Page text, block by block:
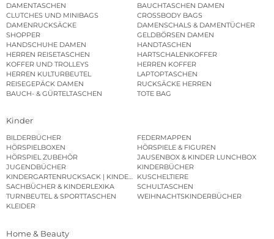
DAMENTASCHEN
BAUCHTASCHEN DAMEN
CLUTCHES UND MINIBAGS
CROSSBODY BAGS
DAMENRUCKSÄCKE
DAMENSCHALS & DAMENTÜCHER
SHOPPER
GELDBÖRSEN DAMEN
HANDSCHUHE DAMEN
HANDTASCHEN
HERREN REISETASCHEN
HARTSCHALENKOFFER
KOFFER UND TROLLEYS
HERREN KOFFER
HERREN KULTURBEUTEL
LAPTOPTASCHEN
REISEGEPÄCK DAMEN
RUCKSÄCKE HERREN
BAUCH- & GÜRTELTASCHEN
TOTE BAG
Kinder
BILDERBÜCHER
FEDERMAPPEN
HÖRSPIELBOXEN
HÖRSPIELE & FIGUREN
HÖRSPIEL ZUBEHÖR
JAUSENBOX & KINDER LUNCHBOX
JUGENDBÜCHER
KINDERBÜCHER
KINDERGARTENRUCKSACK | KINDERGARTENBEUTEL
KUSCHELTIERE
SACHBÜCHER & KINDERLEXIKA
SCHULTASCHEN
TURNBEUTEL & SPORTTASCHEN
WEIHNACHTSKINDERBÜCHER
KLEIDER
Home & Beauty